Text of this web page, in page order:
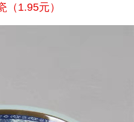
（1.95元）